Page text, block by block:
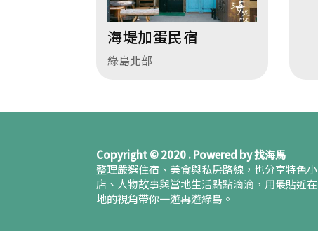
海堤加蛋民宿
綠島北部
Copyright © 2020 . Powered by 找海馬
整理嚴選住宿、美食與私房路線，也分享特色小
店、人物故事與當地生活點點滴滴，用最貼近在
地的視角帶你一遊再遊綠島。